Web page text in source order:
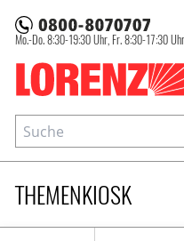
Lorenz
Mo.-Do. 8:30-19:30 Uhr, Fr. 8:30-17:30 Uhr
THEMENKIOSK
Suche
Zeitschriftensuche